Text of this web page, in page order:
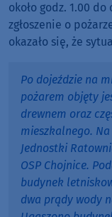
około godz. 1.00
zgłoszenie o
okazało się, że
Po dojeździe na
pożarem objęty
drewnem oraz
mieszkalnego.
Jednostki
OSP Chojnice.
budynek
dwa prądy wody